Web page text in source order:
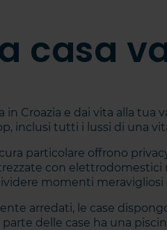
casa
in Croazia e dai vita alla tua
inclusi tutti i lussi di una
particolare offrono
con
momenti meravigliosi
arredati, le case
delle case ha una